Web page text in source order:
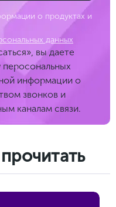
о продуктах и
данных
вы даете
перосональных
информации о
звонков и
каналам связи.